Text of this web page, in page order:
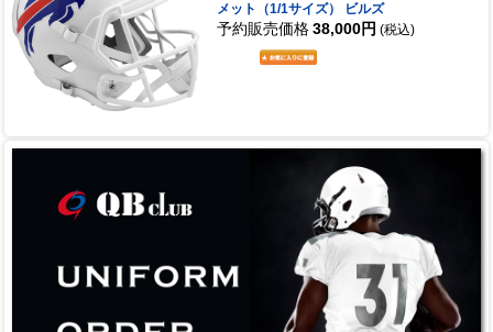
メット（1/1サイズ） ビルズ
予約販売価格 38,000円 (税込)